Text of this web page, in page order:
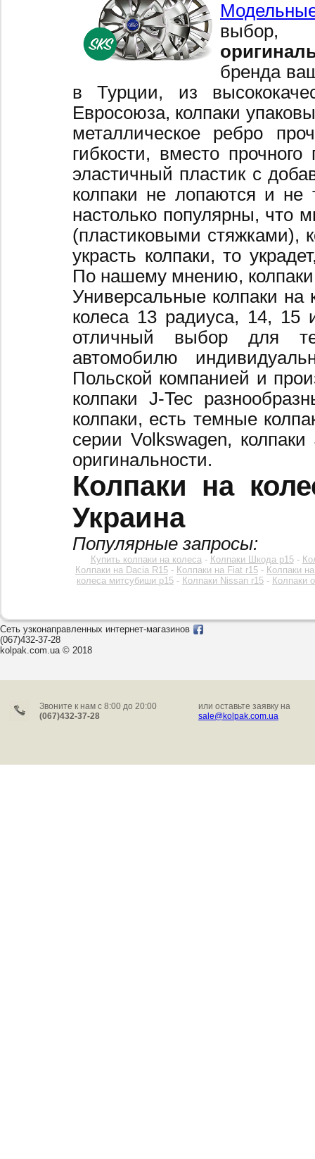
выбор,
бренда
в Турции, из
Евросоюза, колпаки
металлическое ребро
гибкости, вместо
эластичный пластик с
колпаки не лопаются и не
настолько популярны, что
(пластиковыми стяжками),
украсть колпаки, то
По нашему мнению,
Универсальные колпаки
колеса 13 радиуса, 14,
отличный выбор для
автомобилю
Польской компанией и
колпаки J-Tec
колпаки, есть темные
серии Volkswagen,
оригинальности.
Колпаки на
Украина
Популярные запросы:
Купить колпаки на колеса- Колпаки Шкода р15-
Колпаки на Dacia R15 - Колпаки на Fiat r15 - Колпаки
колеса митсубиши р15 - Колпаки Nissan r15 - Колпаки
Сеть узконаправленных интернет-магазинов
(067)432-37-28
kolpak.com.ua © 2018
Звоните к нам c 8:00 до 20:00
(067)432-37-28
или оставьте заявку на
sale@kolpak.com.ua